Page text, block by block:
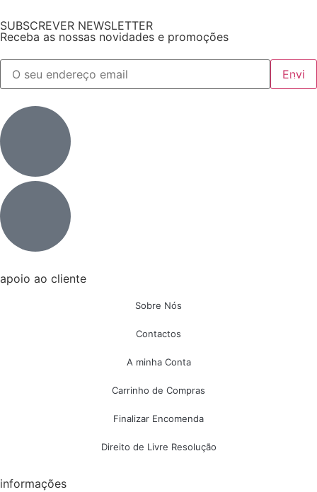
SUBSCREVER NEWSLETTER
Receba as nossas novidades e promoções
apoio ao cliente
Sobre Nós
Contactos
A minha Conta
Carrinho de Compras
Finalizar Encomenda
Direito de Livre Resolução
informações